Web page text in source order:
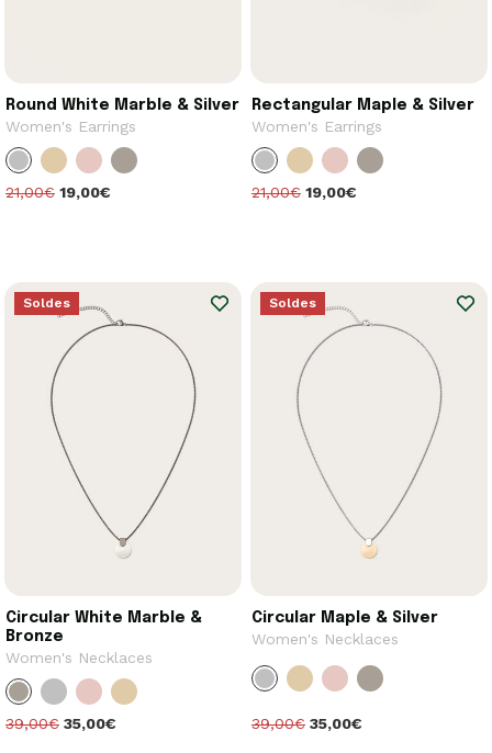
Round White Marble & Silver
Women's Earrings
21,00€ 19,00€
Rectangular Maple & Silver
Women's Earrings
21,00€ 19,00€
Soldes
Circular White Marble &
Bronze
Women's Necklaces
39,00€ 35,00€
Soldes
Circular Maple & Silver
Women's Necklaces
39,00€ 35,00€